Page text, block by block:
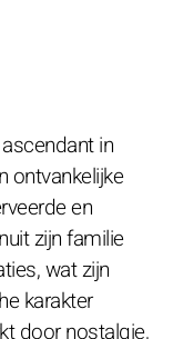
in
ontvankelijke
en
zijn familie
wat zijn
karakter
door nostalgie,